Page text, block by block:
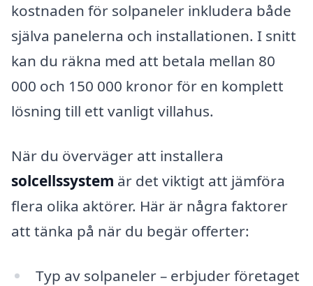
kostnaden för solpaneler inkludera både
själva panelerna och installationen. I snitt
kan du räkna med att betala mellan 80
000 och 150 000 kronor för en komplett
lösning till ett vanligt villahus.
När du överväger att installera
solcellssystem är det viktigt att jämföra
flera olika aktörer. Här är några faktorer
att tänka på när du begär offerter:
Typ av solpaneler – erbjuder företaget